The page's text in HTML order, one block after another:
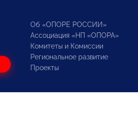
Об «ОПОРЕ РОССИИ»
Ассоциация «НП «ОПОРА»
Комитеты и Комиссии
Региональное развитие
Проекты